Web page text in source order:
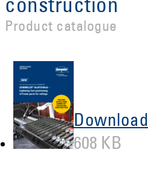
construction
Product catalogue
Download
608 KB